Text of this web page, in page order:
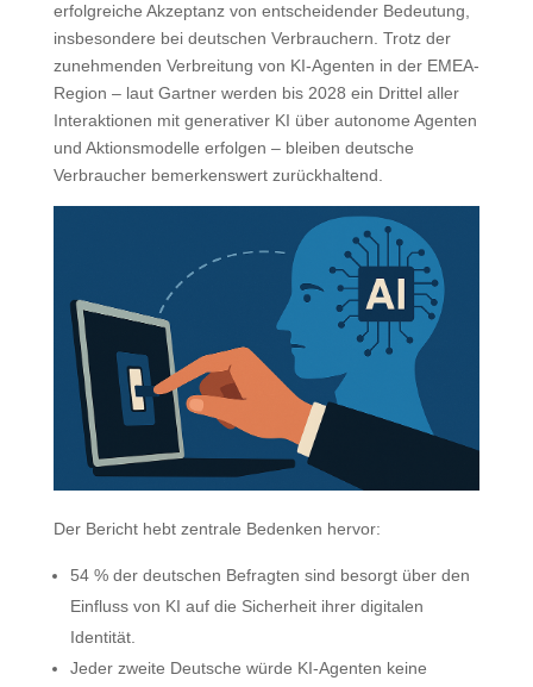
erfolgreiche Akzeptanz von entscheidender Bedeutung,
insbesondere bei deutschen Verbrauchern. Trotz der
zunehmenden Verbreitung von KI-Agenten in der EMEA-
Region – laut Gartner werden bis 2028 ein Drittel aller
Interaktionen mit generativer KI über autonome Agenten
und Aktionsmodelle erfolgen – bleiben deutsche
Verbraucher bemerkenswert zurückhaltend.
Der Bericht hebt zentrale Bedenken hervor:
54 % der deutschen Befragten sind besorgt über den
Einfluss von KI auf die Sicherheit ihrer digitalen
Identität.
Jeder zweite Deutsche würde KI-Agenten keine